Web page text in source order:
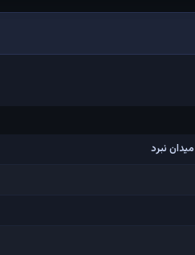
نبرد